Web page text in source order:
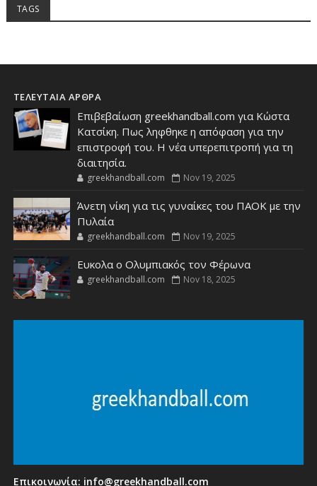
TAGS
ΤΕΛΕΥΤΑΙΑ ΑΡΘΡΑ
Επιβεβαίωση greekhandball.com για Κώστα
Κατσίκη. Πως ληφθηκε η απόφαση για την
επιστροφή του. Η νέα υπερεπιτροπή για τη
διαιτησία.
greekhandball.com Nov 19, 2025
Άνετη νίκη για τις γυναίκες του ΠΑΟΚ με την
Πυλαία
greekhandball.com Nov 19, 2025
Ευκολα ο Ολυμπιακός τον Φέρωνα
greekhandball.com Nov 18, 2025
Επικοινωνία: info@greekhandball.com